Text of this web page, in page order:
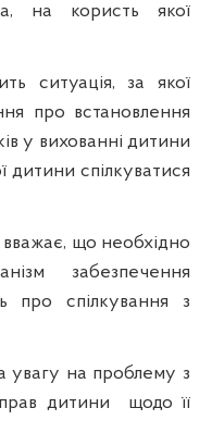
на користь якої
ситуація, за якої
про встановлення
у вихованні дитини
дитини спілкуватися
що необхідно
забезпечення
про спілкування з
увагу на проблему з
дитини
щодо її